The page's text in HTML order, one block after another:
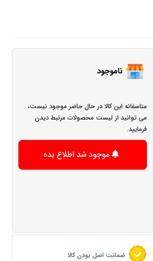
ناموجود
متاسفانه این کالا در حال حاضر موجود نیست،
می توانید از لیست محصولات مرتبط دیدن
فرمایید.
موجود شد اطلاع بده
ضمانت اصل بودن کالا